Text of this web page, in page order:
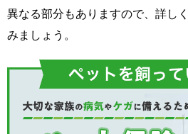
異なる部分もありますので、詳し
みましょう。